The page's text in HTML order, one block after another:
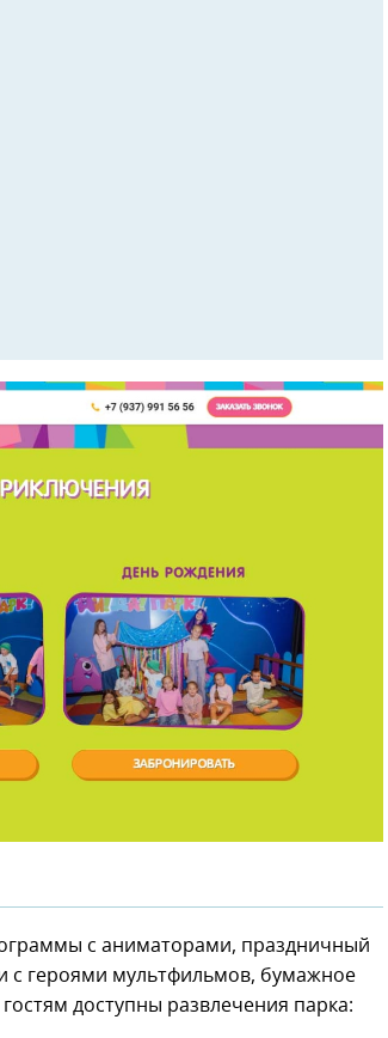
с аниматорами, праздничный
с героями мультфильмов, бумажное
доступны развлечения парка: